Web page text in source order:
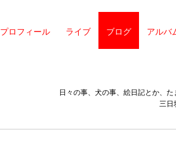
プロフィール ライブ ブログ アルバ
日々の事、犬の事、絵日記とか、
三日